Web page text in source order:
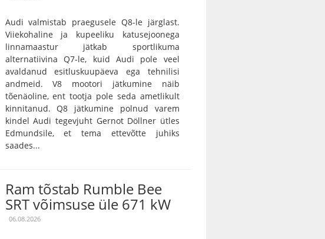
Audi valmistab praegusele Q8-le järglast.
Viiekohaline ja kupeeliku katusejoonega
linnamaastur jätkab sportlikuma
alternatiivina Q7-le, kuid Audi pole veel
avaldanud esitluskuupäeva ega tehnilisi
andmeid. V8 mootori jätkumine näib
tõenäoline, ent tootja pole seda ametlikult
kinnitanud. Q8 jätkumine polnud varem
kindel Audi tegevjuht Gernot Döllner ütles
Edmundsile, et tema ettevõtte juhiks
saades...
Ram tõstab Rumble Bee
SRT võimsuse üle 671 kW
06.08.2026